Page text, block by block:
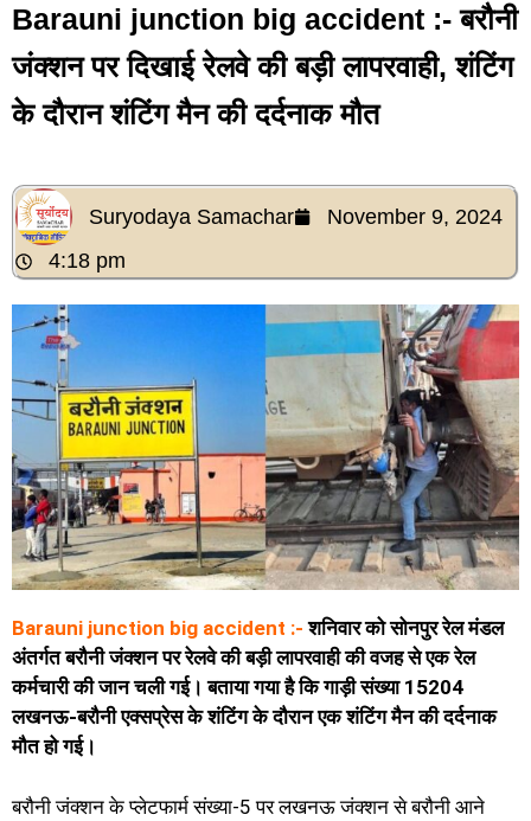
Barauni junction big accident :- बरौनी
जंक्शन पर दिखाई रेलवे की बड़ी लापरवाही, शंटिंग
के दौरान शंटिंग मैन की दर्दनाक मौत
Suryodaya Samachar
November 9, 2024
4:18 pm
Barauni junction big accident :-शनिवार को सोनपुर रेल मंडल
अंतर्गत बरौनी जंक्शन पर रेलवे की बड़ी लापरवाही की वजह से एक रेल
कर्मचारी की जान चली गई। बताया गया है कि गाड़ी संख्या 15204
लखनऊ-बरौनी एक्सप्रेस के शंटिंग के दौरान एक शंटिंग मैन की दर्दनाक
मौत हो गई।
बरौनी जंक्शन के प्लेटफार्म संख्या-5 पर लखनऊ जंक्शन से बरौनी आने